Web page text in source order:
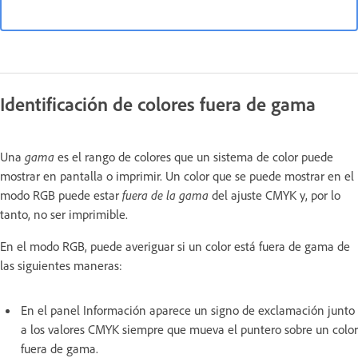
Identificación de colores fuera de gama
Una gama es el rango de colores que un sistema de color puede
mostrar en pantalla o imprimir. Un color que se puede mostrar en el
modo RGB puede estar fuera de la gama del ajuste CMYK y, por lo
tanto, no ser imprimible.
En el modo RGB, puede averiguar si un color está fuera de gama de
las siguientes maneras:
En el panel Información aparece un signo de exclamación junto
a los valores CMYK siempre que mueva el puntero sobre un color
fuera de gama.